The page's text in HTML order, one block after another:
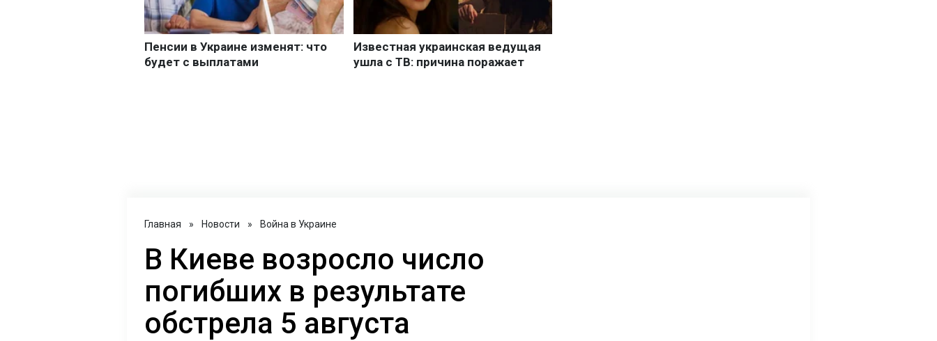
Главная » Новости » Война в Украине
В Киеве возросло число
погибших в результате
обстрела 5 августа